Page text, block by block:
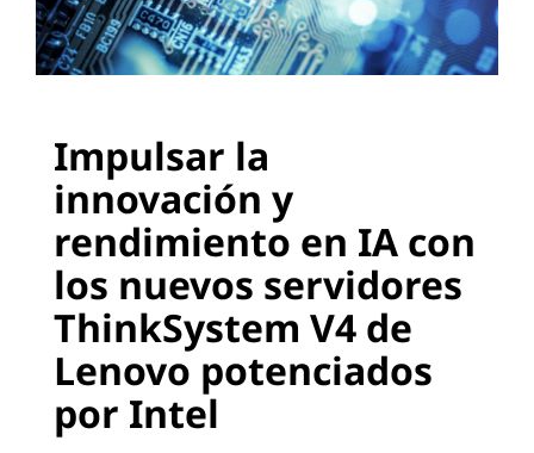
Impulsar la
innovación y
rendimiento en IA con
los nuevos servidores
ThinkSystem V4 de
Lenovo potenciados
por Intel